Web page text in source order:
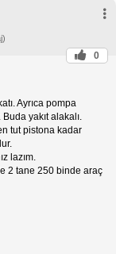
0
Ayrıca pompa
yakıt alakalı.
tut pistona kadar
lazım.
2 tane 250 binde araç